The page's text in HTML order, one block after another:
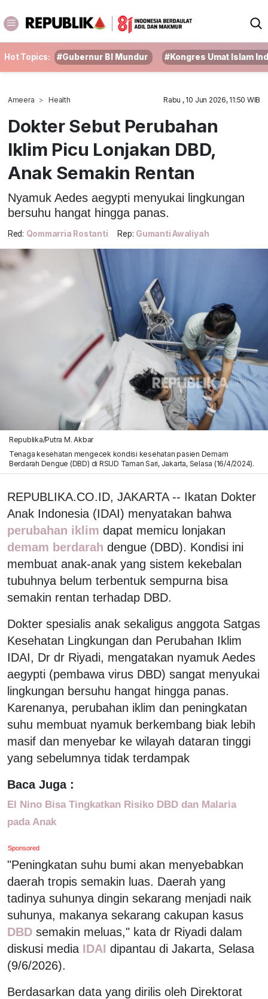
Hot Topics: #Gubernur BI Mundur #Kongres Umat Islam
Ameera Health Rabu , 10 Jun 2026, 11:50 WIB
Dokter Sebut Perubahan
Iklim Picu Lonjakan DBD,
Anak Semakin Rentan
Nyamuk Aedes aegypti menyukai lingkungan
bersuhu hangat hingga panas.
Red: Qommarria Rostanti Rep: Gumanti Awaliyah
Republika/Putra M. Akbar
Tenaga kesehatan mengecek kondisi kesehatan pasien Demam
Berdarah Dengue (DBD) di RSUD Taman Sari, Jakarta, Selasa (16/4/2024).
REPUBLIKA.CO.ID, JAKARTA -- Ikatan Dokter
Anak Indonesia (IDAI) menyatakan bahwa
perubahan iklim dapat memicu lonjakan
demam berdarah dengue (DBD). Kondisi ini
membuat anak-anak yang sistem kekebalan
tubuhnya belum terbentuk sempurna bisa
semakin rentan terhadap DBD.
Dokter spesialis anak sekaligus anggota Satgas
Kesehatan Lingkungan dan Perubahan Iklim
IDAI, Dr dr Riyadi, mengatakan nyamuk Aedes
aegypti (pembawa virus DBD) sangat menyukai
lingkungan bersuhu hangat hingga panas.
Karenanya, perubahan iklim dan peningkatan
suhu membuat nyamuk berkembang biak lebih
masif dan menyebar ke wilayah dataran tinggi
yang sebelumnya tidak terdampak
Baca Juga :
El Nino Bisa Tingkatkan Risiko DBD dan Malaria
pada Anak
Sponsored
"Peningkatan suhu bumi akan menyebabkan
daerah tropis semakin luas. Daerah yang
tadinya suhunya dingin sekarang menjadi naik
suhunya, makanya sekarang cakupan kasus
DBD semakin meluas," kata dr Riyadi dalam
diskusi media IDAI dipantau di Jakarta, Selasa
(9/6/2026).
Berdasarkan data yang dirilis oleh Direktorat